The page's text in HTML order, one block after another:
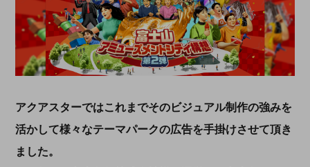
アクアスターではこれまでそのビジュアル制作の強みを
活かして様々なテーマパークの広告を手掛けさせて頂き
ました。